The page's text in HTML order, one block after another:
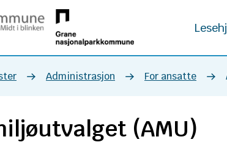
Grane
kommune
Administrasjon For ansatte
(AMU)